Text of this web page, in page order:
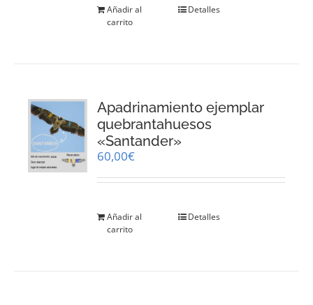
Añadir al
carrito
Detalles
Apadrinamiento ejemplar
quebrantahuesos
«Santander»
60,00€
Añadir al
carrito
Detalles